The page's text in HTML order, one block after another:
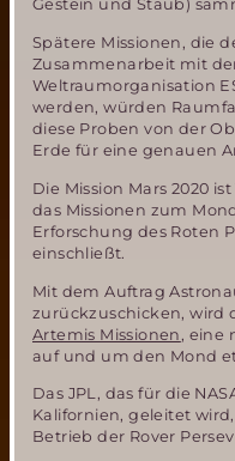
Gestein und Staub)
Spätere Missionen, die
Zusammenarbeit mit
Weltraumorganisation
werden, würden
diese Proben von der
Erde für eine genauen
Die Mission Mars 2020
das Missionen zum
Erforschung des Roten
einschließt.
Mit dem Auftrag
zurückzuschicken, wird
Artemis Missionen , eine
auf und um den Mond
Das JPL, das für die
Kalifornien, geleitet
Betrieb der Rover